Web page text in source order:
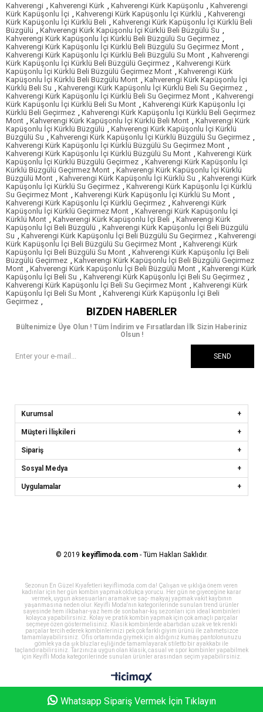
Kahverengi
Kahverengi Kürk Kahverengi Kürk Kapüşonlu
Kahverengi
Kürk Kapüşonlu İçi
Kahverengi Kürk Kapüşonlu İçi Kürklü
Kahverengi
Kürk Kapüşonlu İçi Kürklü Beli
Kahverengi Kürk Kapüşonlu İçi Kürklü Beli
Büzgülü
Kahverengi Kürk Kapüşonlu İçi Kürklü Beli Büzgülü Su
Kahverengi Kürk Kapüşonlu İçi Kürklü Beli Büzgülü Su Geçirmez
Kahverengi Kürk Kapüşonlu İçi Kürklü Beli Büzgülü Su Geçirmez Mont
Kahverengi Kürk Kapüşonlu İçi Kürklü Beli Büzgülü Su Mont
Kahverengi
Kürk Kapüşonlu İçi Kürklü Beli Büzgülü Geçirmez
Kahverengi Kürk
Kapüşonlu İçi Kürklü Beli Büzgülü Geçirmez Mont
Kahverengi Kürk
Kapüşonlu İçi Kürklü Beli Büzgülü Mont
Kahverengi Kürk Kapüşonlu İçi
Kürklü Beli Su
Kahverengi Kürk Kapüşonlu İçi Kürklü Beli Su Geçirmez
Kahverengi Kürk Kapüşonlu İçi Kürklü Beli Su Geçirmez Mont
Kahverengi
Kürk Kapüşonlu İçi Kürklü Beli Su Mont
Kahverengi Kürk Kapüşonlu İçi
Kürklü Beli Geçirmez
Kahverengi Kürk Kapüşonlu İçi Kürklü Beli Geçirmez
Mont
Kahverengi Kürk Kapüşonlu İçi Kürklü Beli Mont
Kahverengi Kürk
Kapüşonlu İçi Kürklü Büzgülü
Kahverengi Kürk Kapüşonlu İçi Kürklü
Büzgülü Su
Kahverengi Kürk Kapüşonlu İçi Kürklü Büzgülü Su Geçirmez
Kahverengi Kürk Kapüşonlu İçi Kürklü Büzgülü Su Geçirmez Mont
Kahverengi Kürk Kapüşonlu İçi Kürklü Büzgülü Su Mont
Kahverengi Kürk
Kapüşonlu İçi Kürklü Büzgülü Geçirmez
Kahverengi Kürk Kapüşonlu İçi
Kürklü Büzgülü Geçirmez Mont
Kahverengi Kürk Kapüşonlu İçi Kürklü
Büzgülü Mont
Kahverengi Kürk Kapüşonlu İçi Kürklü Su
Kahverengi Kürk
Kapüşonlu İçi Kürklü Su Geçirmez
Kahverengi Kürk Kapüşonlu İçi Kürklü
Su Geçirmez Mont
Kahverengi Kürk Kapüşonlu İçi Kürklü Su Mont
Kahverengi Kürk Kapüşonlu İçi Kürklü Geçirmez
Kahverengi Kürk
Kapüşonlu İçi Kürklü Geçirmez Mont
Kahverengi Kürk Kapüşonlu İçi
Kürklü Mont
Kahverengi Kürk Kapüşonlu İçi Beli
Kahverengi Kürk
Kapüşonlu İçi Beli Büzgülü
Kahverengi Kürk Kapüşonlu İçi Beli Büzgülü
Su
Kahverengi Kürk Kapüşonlu İçi Beli Büzgülü Su Geçirmez
Kahverengi
Kürk Kapüşonlu İçi Beli Büzgülü Su Geçirmez Mont
Kahverengi Kürk
Kapüşonlu İçi Beli Büzgülü Su Mont
Kahverengi Kürk Kapüşonlu İçi Beli
Büzgülü Geçirmez
Kahverengi Kürk Kapüşonlu İçi Beli Büzgülü Geçirmez
Mont
Kahverengi Kürk Kapüşonlu İçi Beli Büzgülü Mont
Kahverengi Kürk
Kapüşonlu İçi Beli Su
Kahverengi Kürk Kapüşonlu İçi Beli Su Geçirmez
Kahverengi Kürk Kapüşonlu İçi Beli Su Geçirmez Mont
Kahverengi Kürk
Kapüşonlu İçi Beli Su Mont
Kahverengi Kürk Kapüşonlu İçi Beli
Geçirmez
BIZDEN HABERLER
Bültenimize Üye Olun ! Tüm İndirim ve Fırsatlardan İlk Sizin Haberiniz
Olsun !
SEND
Kurumsal
Müşteri İlişkileri
Sipariş
Sosyal Medya
Uygulamalar
© 2019 keyiflimoda.com- Tüm Hakları Saklıdır.
Sezonun En Güzel Kıyafetleri keyiflimoda.com da! Çalışan ve şıklığa önem veren
kadınlar için her gün kombin yapmak oldukça yorucu. Her gün ne giyeceğine karar
vermek, uygun aksesuarları aramak ve saç- makyaj yapmak vakit kaybının
yaşanmasına neden olur. Keyifli Moda'nın kategorilerinde sunulan trend ürünler
sayesinde hem ilkbahar-yaz hem de sonbahar-kış sezonları için ideal kombinleri
kolayca yapabilirsiniz. Kolay ve pratik kombin yapmak için çok amaçlı parçalar
seçmeye özen göstermelisiniz. Klasik kombinlerde abartıdan uzak ve tek renkli
parçalar tercih ederek kombinlerinizi pek çok farklı giyim ürünü ile zahmetsizce
tamamlayabilirsiniz. Ofis ortamında giymek için aldığınız kumaş pantolonunuzu
gömlek ya da şık bluzlar eşliğinde tamamlayarak stiletto bir ayakkabı ile
taçlandırabilirsiniz. Tarzınıza uygun olan klasik, casual ve spor kombinler yapabilmek
için Keyifli Moda kategorilerinde sunulan ürünler arasından seçim yapabilirsiniz.
Whatsapp Sipariş Vermek İçin Tıklayın
Homepage My Favorites My Cart Member Log In